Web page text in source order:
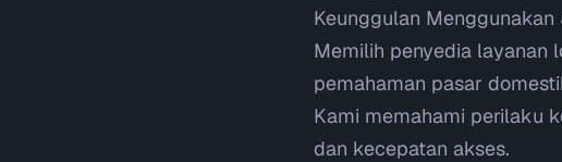
Keunggulan
Memilih penyedia layanan
pemahaman pasar
Kami memahami perilaku
dan kecepatan akses.